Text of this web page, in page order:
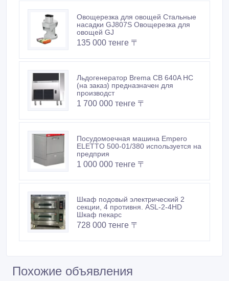
Овощерезка для овощей Стальные
насадки GJ807S Овощерезка для
овощей GJ
135 000 тенге 〒
Льдогенератор Brema CB 640A HC
(на заказ) предназначен для
производст
1 700 000 тенге 〒
Посудомоечная машина Empero
ELETTO 500-01/380 используется на
предприя
1 000 000 тенге 〒
Шкаф подовый электрический 2
секции, 4 противня. ASL-2-4HD
Шкаф пекарс
728 000 тенге 〒
Похожие объявления